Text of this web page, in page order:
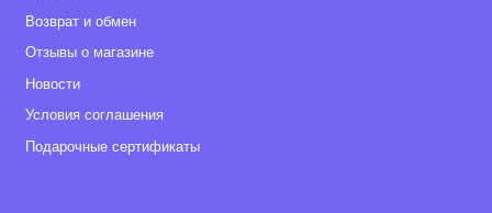
Возврат и обмен
Отзывы о магазине
Новости
Условия соглашения
Подарочные сертификаты